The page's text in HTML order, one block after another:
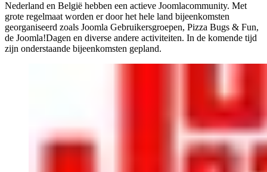
Nederland en België hebben een actieve Joomlacommunity. Met
grote regelmaat worden er door het hele land bijeenkomsten
georganiseerd zoals Joomla Gebruikersgroepen, Pizza Bugs & Fun,
de Joomla!Dagen en diverse andere activiteiten. In de komende tijd
zijn onderstaande bijeenkomsten gepland.